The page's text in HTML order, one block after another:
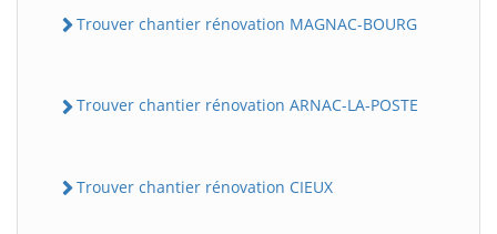
Trouver chantier rénovation MAGNAC-BOURG
Trouver chantier rénovation ARNAC-LA-POSTE
Trouver chantier rénovation CIEUX